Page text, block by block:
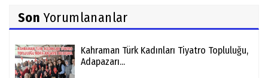
Son Yorumlananlar
Kahraman Türk Kadınları Tiyatro Topluluğu,
Adapazarı...